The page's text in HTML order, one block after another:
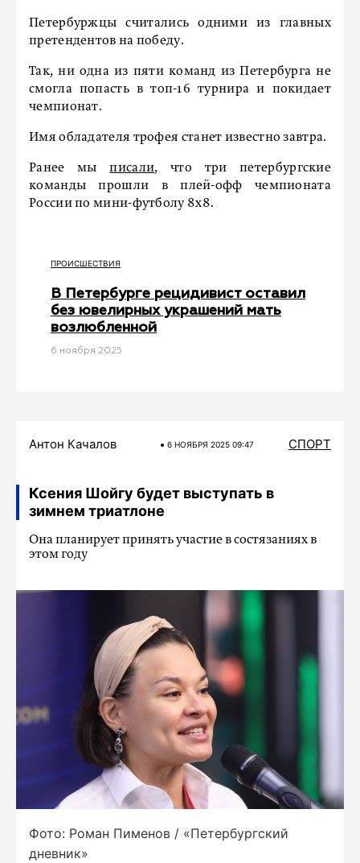
Петербуржцы считались одними из главных
претендентов на победу.
Так, ни одна из пяти команд из Петербурга не
смогла попасть в топ-16 турнира и покидает
чемпионат.
Имя обладателя трофея станет известно завтра.
Ранее мыписали, что три петербургские
команды прошли в плей-офф чемпионата
России по мини-футболу 8х8.
ПРОИСШЕСТВИЯ
В Петербурге рецидивист оставил
без ювелирных украшений мать
возлюбленной
6 ноября 2025
Антон Качалов 6 НОЯБРЯ 2025 09:47 СПОРТ
Ксения Шойгу будет выступать в
зимнем триатлоне
Она планирует принять участие в состязаниях в
этом году
Фото: Роман Пименов / «Петербургский
дневник»